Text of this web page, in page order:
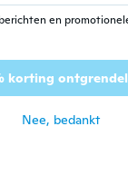
geleden
van
· 139
en
korting
Nee, bedankt